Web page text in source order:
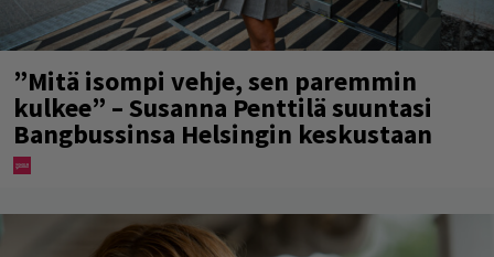
”Mitä isompi vehje, sen paremmin
kulkee” – Susanna Penttilä suuntasi
Bangbussinsa Helsingin keskustaan